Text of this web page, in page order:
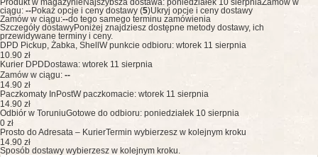
Produkt w magazynieNajszybsza dostawa: poniedziałek 10 sierpniaZamów w
ciągu: --Pokaż opcje i ceny dostawy (5)Ukryj opcje i ceny dostawy
Zamów w ciągu:--do tego samego terminu zamówienia
Szczegóły dostawyPoniżej znajdziesz dostępne metody dostawy, ich
przewidywane terminy i ceny.
DPD Pickup, Żabka, Shell W punkcie odbioru: wtorek 11 sierpnia
10.90 zł
Kurier DPD Dostawa: wtorek 11 sierpnia
Zamów w ciągu: --
14.90 zł
Paczkomaty InPostW paczkomacie: wtorek 11 sierpnia
14.90 zł
Odbiór w ToruniuGotowe do odbioru: poniedziałek 10 sierpnia
0 zł
Prosto do Adresata – KurierTermin wybierzesz w kolejnym kroku
14.90 zł
Sposób dostawy wybierzesz w kolejnym kroku.